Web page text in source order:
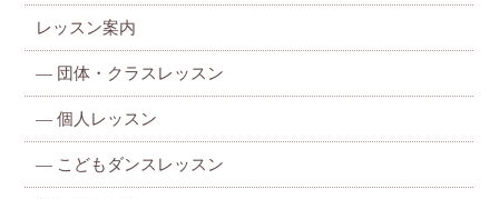
レッスン案内
— 団体・クラスレッスン
—個人レッスン
— こどもダンスレッスン